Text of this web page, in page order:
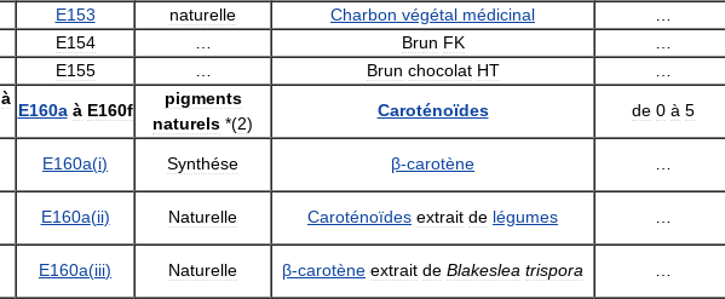
E153 naturelle Charbon végétal médicinal
…
E154 … Brun FK
…
E155 … Brun chocolat HT
…
à
E160a à E160f
pigments
naturels *(2)
Caroténoïdes de 0 à 5
E160a(i) Synthése β-carotène …
E160a(ii) Naturelle Caroténoïdes extrait de légumes …
E160a(iii) Naturelle β-carotène extrait de Blakeslea trispora …